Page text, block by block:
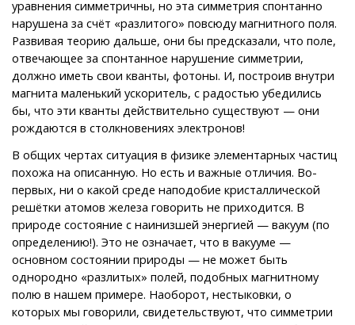
уравнения симметричны, но эта симметрия спонтанно
нарушена за счёт «разлитого» повсюду магнитного поля.
Развивая теорию дальше, они бы предсказали, что поле,
отвечающее за спонтанное нарушение симметрии,
должно иметь свои кванты, фотоны. И, построив внутри
магнита маленький ускоритель, с радостью убедились
бы, что эти кванты действительно существуют — они
рождаются в столкновениях электронов!
В общих чертах ситуация в физике элементарных частиц
похожа на описанную. Но есть и важные отличия. Во-
первых, ни о какой среде наподобие кристаллической
решётки атомов железа говорить не приходится. В
природе состояние с наинизшей энергией — вакуум (по
определению!). Это не означает, что в вакууме —
основном состоянии природы — не может быть
однородно «разлитых» полей, подобных магнитному
полю в нашем примере. Наоборот, нестыковки, о
которых мы говорили, свидетельствуют, что симметрии